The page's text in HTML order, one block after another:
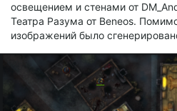
освещением и стенами от
Театра Разума от Beneos.
изображений было